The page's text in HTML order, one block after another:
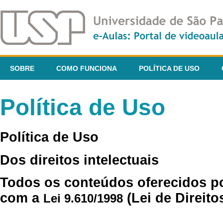
SOBRE COMO FUNCIONA POLÍTICA DE USO
Política de Uso
Política de Uso
Dos direitos intelectuais
Todos os conteúdos oferecidos
com a Lei 9.610/1998 (Lei de